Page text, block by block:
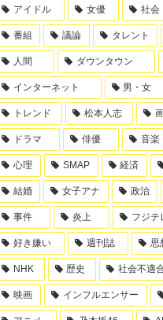
アイドル 女優 社会
番組 議論 タレント
人間 ダウンタウン
インターネット 男・女
トレンド 松本人志
ドラマ 俳優 音楽
心理 SMAP 経済
結婚 女子アナ 政治
事件 炎上 フジテ
好き嫌い 週刊誌 思
NHK 歴史 社会不適
映画 インフルエンサー